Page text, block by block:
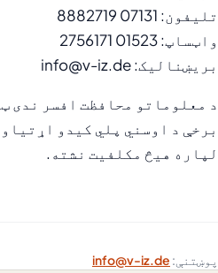
تلیفون: 07131 8882719
واټساپ: 01523 2756171
بریښنالیک: info@v-iz.de
لپاره هیڅ مکلفیت نشته.
پوښتنې: info@v-iz.de